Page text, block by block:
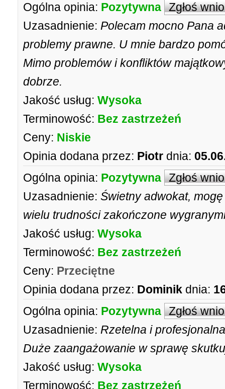
Ogólna opinia: Pozytywna Zgłoś
Uzasadnienie: Polecam mocno Pana
problemy prawne. U mnie bardzo
Mimo problemów i konfliktów
dobrze.
Jakość usług: Wysoka
Terminowość: Bez zastrzeżeń
Ceny: Niskie
Opinia dodana przez: Piotr dnia:
Ogólna opinia: Pozytywna Zgłoś
Uzasadnienie: Świetny adwokat,
wielu trudności zakończone
Jakość usług: Wysoka
Terminowość: Bez zastrzeżeń
Ceny: Przeciętne
Opinia dodana przez: Dominik dnia:
Ogólna opinia: Pozytywna Zgłoś
Uzasadnienie: Rzetelna i
Duże zaangażowanie w sprawę
Jakość usług: Wysoka
Terminowość: Bez zastrzeżeń